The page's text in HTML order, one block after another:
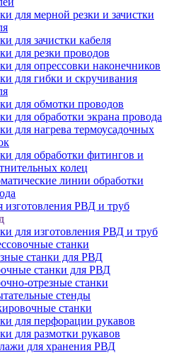
для мерной резки и зачистки
для зачистки кабеля
для резки проводов
для опрессовки наконечников
для гибки и скручивания
для обмотки проводов
для обработки экрана провода
для нагрева термоусадочных
для обработки фитингов и
колец
линии обработки
изготовления РВД и труб
для изготовления РВД и труб
станки
станки для РВД
станки для РВД
отрезные станки
стенды
станки
для перфорации рукавов
для размотки рукавов
для хранения РВД